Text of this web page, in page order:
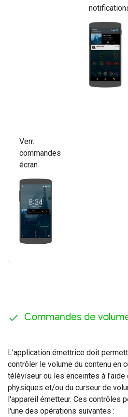
Verr.
commandes
écran
Commandes de
L'application émettrice doit
contrôler le volume du contenu en
téléviseur ou les enceintes à
physiques et/ou du curseur de
l'appareil émetteur. Ces contrôles
l'une des opérations suivantes :